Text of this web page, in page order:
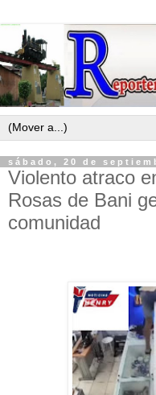
sábado, 20 de
Violento atraco
Rosas de Bani
comunidad